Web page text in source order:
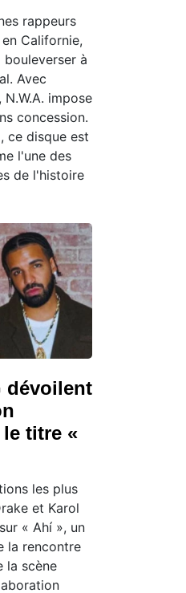
rappeurs
Californie,
à
Avec
impose
concession.
ce disque est
l'une des
de l'histoire
dévoilent
le titre «
les plus
et Karol
« Ahí », un
la rencontre
la scène